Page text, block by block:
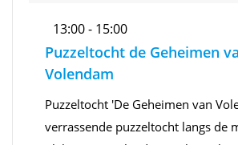
13:00 - 15:00
Puzzeltocht de Geheimen
Volendam
Puzzeltocht 'De Geheimen van
verrassende puzzeltocht langs de